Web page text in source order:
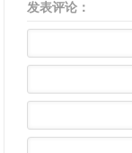
发表评论：